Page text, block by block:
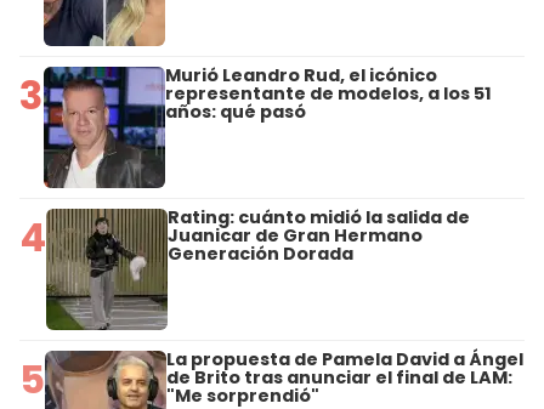
3 Murió Leandro Rud, el icónico
representante de modelos, a los 51
años: qué pasó
4 Rating: cuánto midió la salida de
Juanicar de Gran Hermano
Generación Dorada
5 La propuesta de Pamela David a Ángel
de Brito tras anunciar el final de LAM:
"Me sorprendió"